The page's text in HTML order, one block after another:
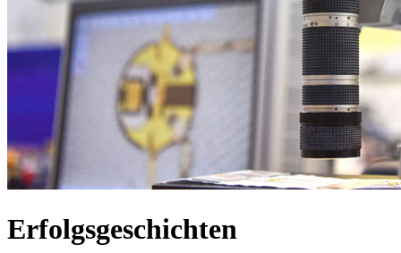
Erfolgsgeschichten